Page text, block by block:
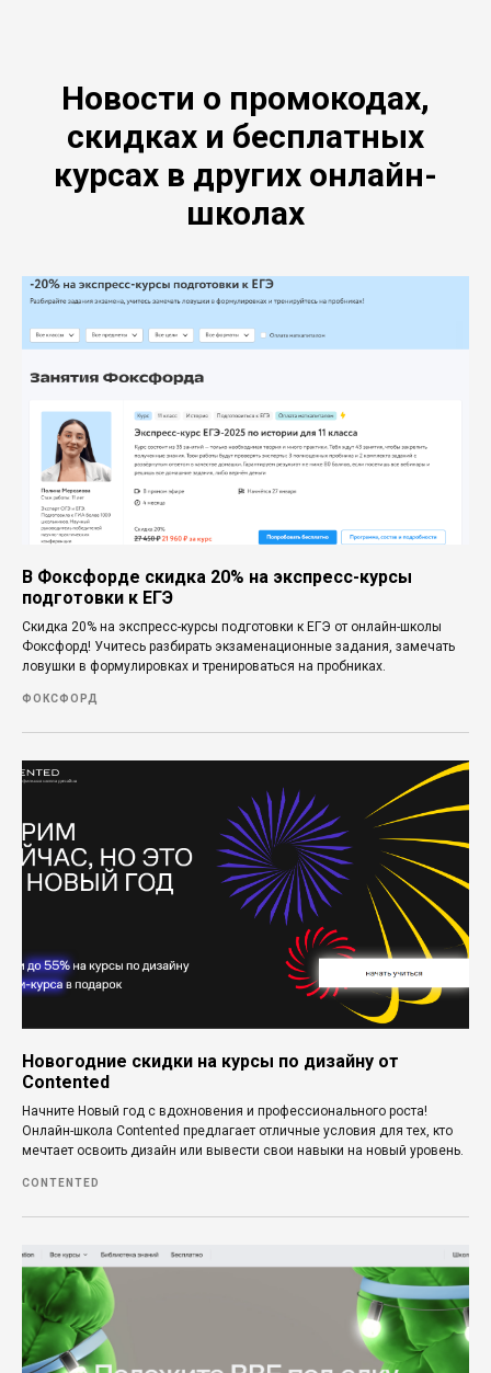
Новости о промокодах,
скидках и бесплатных
курсах в других онлайн-
школах
В Фоксфорде скидка 20% на экспресс-курсы
подготовки к ЕГЭ
Скидка 20% на экспресс-курсы подготовки к ЕГЭ от онлайн-школы
Фоксфорд! Учитесь разбирать экзаменационные задания, замечать
ловушки в формулировках и тренироваться на пробниках.
ФОКСФОРД
Новогодние скидки на курсы по дизайну от
Contented
Начните Новый год с вдохновения и профессионального роста!
Онлайн-школа Contented предлагает отличные условия для тех, кто
мечтает освоить дизайн или вывести свои навыки на новый уровень.
CONTENTED